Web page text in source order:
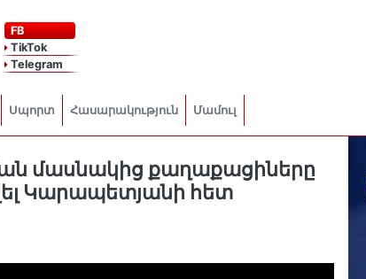
FB
TikTok
Telegram
Սպորտ Հասարակություն Մամուլ
մասնակից քաղաքացիները
Կարապետյանի հետ